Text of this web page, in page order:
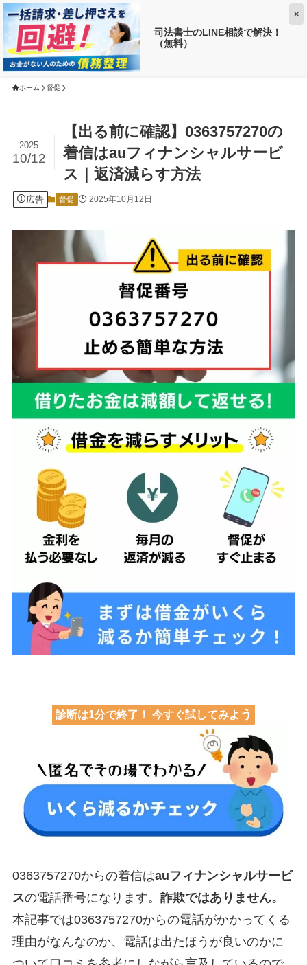
司法書士のLINE相談で解決！
（無料）
×
【返済がお得に!?】 借金がいくら減るか調べる ➡
ホーム 督促
【出る前に確認】0363757270の
着信はauフィナンシャルサービ
ス｜返済減らす方法
2025
10/12
広告 督促 2025年10月12日
診断は1分で終了！ 今すぐ試してみよ う
0363757270からの着信はauフィナンシャルサービ
スの電話番号になります。 詐欺ではありません。
本記事では0363757270からの電話がかかってくる
理由がなんなのか、電話は出たほうが良いのかに